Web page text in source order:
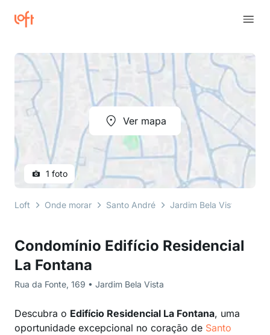
Condomínio Edifício Residencial
La Fontana
Rua da Fonte, 169 • Jardim Bela Vista
Descubra o Edifício Residencial La Fontana, uma
oportunidade excepcional no coração de Santo
Ver mapa
1 foto
Loft Onde morar Santo André Jardim Bela Vista